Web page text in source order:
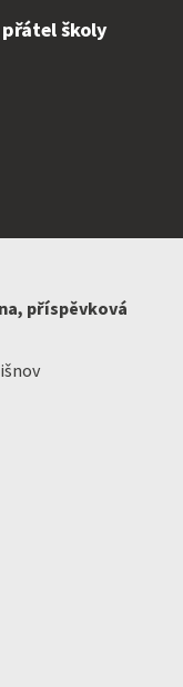
školy
příspěvková